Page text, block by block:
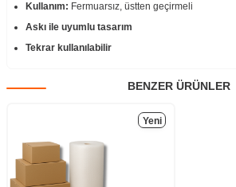
Kullanım: Fermuarsız, üstten geçirmeli
Askı ile uyumlu tasarım
Tekrar kullanılabilir
BENZER ÜRÜNLER
Yeni